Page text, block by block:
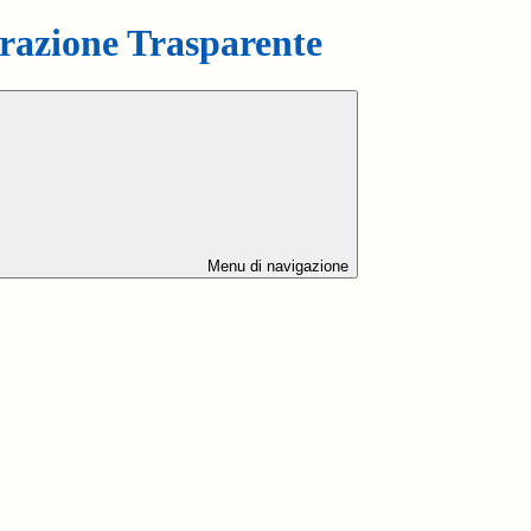
Trasparente
Menu di navigazione